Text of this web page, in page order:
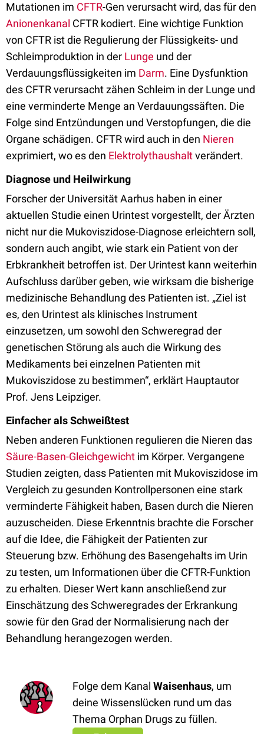
Mutationen im CFTR-Gen verursacht wird, das für den
Anionenkanal CFTR kodiert. Eine wichtige Funktion
von CFTR ist die Regulierung der Flüssigkeits- und
Schleimproduktion in der Lunge und der
Verdauungsflüssigkeiten im Darm. Eine Dysfunktion
des CFTR verursacht zähen Schleim in der Lunge und
eine verminderte Menge an Verdauungssäften. Die
Folge sind Entzündungen und Verstopfungen, die die
Organe schädigen. CFTR wird auch in den Nieren
exprimiert, wo es den Elektrolythaushaltverändert.
Diagnose und Heilwirkung
Forscher der Universität Aarhus haben in einer
aktuellen Studie einen Urintest vorgestellt, der Ärzten
nicht nur die Mukoviszidose-Diagnose erleichtern soll,
sondern auch angibt, wie stark ein Patient von der
Erbkrankheit betroffen ist. Der Urintest kann weiterhin
Aufschluss darüber geben, wie wirksam die bisherige
medizinische Behandlung des Patienten ist. „Ziel ist
es, den Urintest als klinisches Instrument
einzusetzen, um sowohl den Schweregrad der
genetischen Störung als auch die Wirkung des
Medikaments bei einzelnen Patienten mit
Mukoviszidose zu bestimmen“, erklärt Hauptautor
Prof. Jens Leipziger.
Einfacher als Schweißtest
Neben anderen Funktionen regulieren die Nieren das
Säure-Basen-Gleichgewicht im Körper. Vergangene
Studien zeigten, dass Patienten mit Mukoviszidose im
Vergleich zu gesunden Kontrollpersonen eine stark
verminderte Fähigkeit haben, Basen durch die Nieren
auzuscheiden. Diese Erkenntnis brachte die Forscher
auf die Idee, die Fähigkeit der Patienten zur
Steuerung bzw. Erhöhung des Basengehalts im Urin
zu testen, um Informationen über die CFTR-Funktion
zu erhalten. Dieser Wert kann anschließend zur
Einschätzung des Schweregrades der Erkrankung
sowie für den Grad der Normalisierung nach der
Behandlung herangezogen werden.
Folge dem Kanal Waisenhaus, um
deine Wissenslücken rund um das
Thema Orphan Drugs zu füllen.